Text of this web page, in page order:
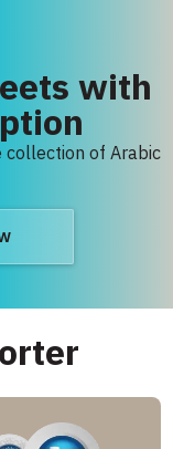
with
collection of Arabic